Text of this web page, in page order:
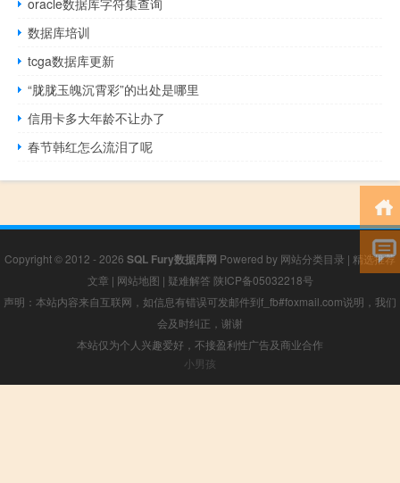
oracle数据库字符集查询
数据库培训
tcga数据库更新
“胧胧玉魄沉霄彩”的出处是哪里
信用卡多大年龄不让办了
春节韩红怎么流泪了呢
Copyright © 2012 - 2026 SQL Fury数据库网 Powered by 网站分类目录 | 精选推荐
文章 | 网站地图 | 疑难解答 陕ICP备05032218号
声明：本站内容来自互联网，如信息有错误可发邮件到f_fb#foxmail.com说明，我们
会及时纠正，谢谢
本站仅为个人兴趣爱好，不接盈利性广告及商业合作
小男孩